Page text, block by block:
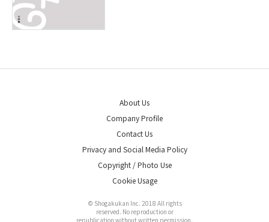
About Us
Company Profile
Contact Us
Privacy and Social Media Policy
Copyright / Photo Use
Cookie Usage
© Shogakukan Inc. 2018 All rights
reserved. No reproduction or
republication without written permission.